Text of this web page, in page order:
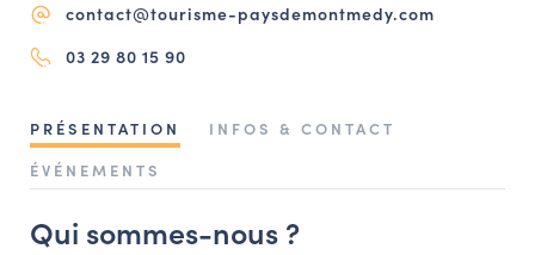
Espace acteurs
NAVIGATION FILTRÉE « ACTEURS »
PORTAIL CULTURE
contact@tourisme-paysdemontmedy.com
03 29 80 15 90
PRÉSENTATION
INFOS & CONTACT
ÉVÉNEMENTS
Qui sommes-nous ?